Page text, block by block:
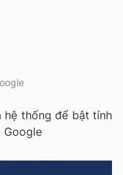
hệ thống để bật tính
Google